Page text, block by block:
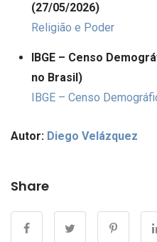
(27/05/2026)
Religião e Poder
IBGE – Censo
no Brasil)
IBGE – Censo
Autor: Diego Velázquez
Share